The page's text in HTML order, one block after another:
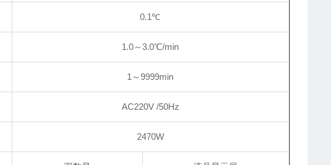
0.1℃
1.0～3.0℃/min
1～9999min
AC220V /50Hz
2470W